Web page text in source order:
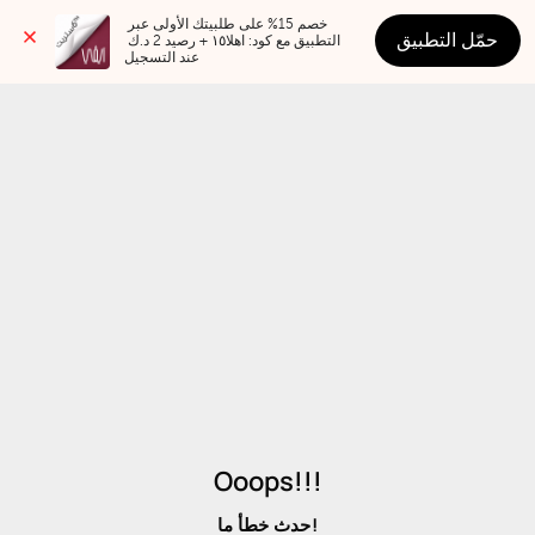
عند التسجيل
حمّل التطبيق
Ooops!!!
حدث خطأ ما!